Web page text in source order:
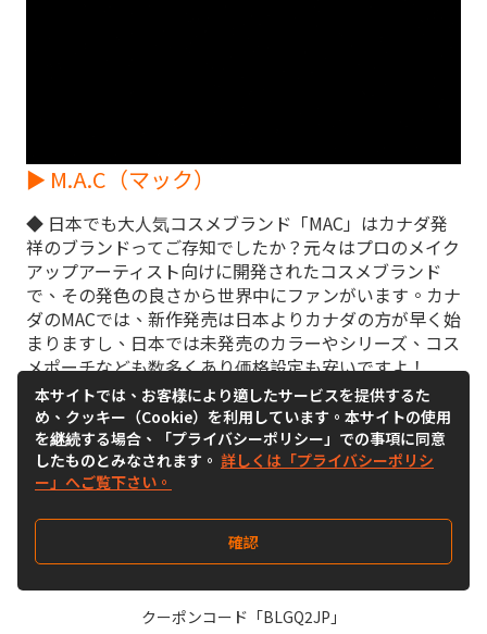
► M.A.C（マック）
◆ 日本でも大人気コスメブランド「MAC」はカナダ発
祥のブランドってご存知でしたか？元々はプロのメイク
アップアーティスト向けに開発されたコスメブランド
で、その発色の良さから世界中にファンがいます。カナ
ダのMACでは、新作発売は日本よりカナダの方が早く始
まりますし、日本では未発売のカラーやシリーズ、コス
メポーチなども数多くあり価格設定も安いですよ！
🌟セールでファンデーションが１０％ OFF！
🛒公式サイトへ☞クリック
今なら誰でも使える500円OFFクーポン配布中！
クーポンコード「BLGQ2JP」
本サイトでは、お客様により適したサービスを提供するた
め、クッキー（Cookie）を利用しています。本サイトの使用
を継続する場合、「プライバシーポリシー」での事項に同意
したものとみなされます。 詳しくは「プライバシーポリシ
ー」へご覧下さい。
確認